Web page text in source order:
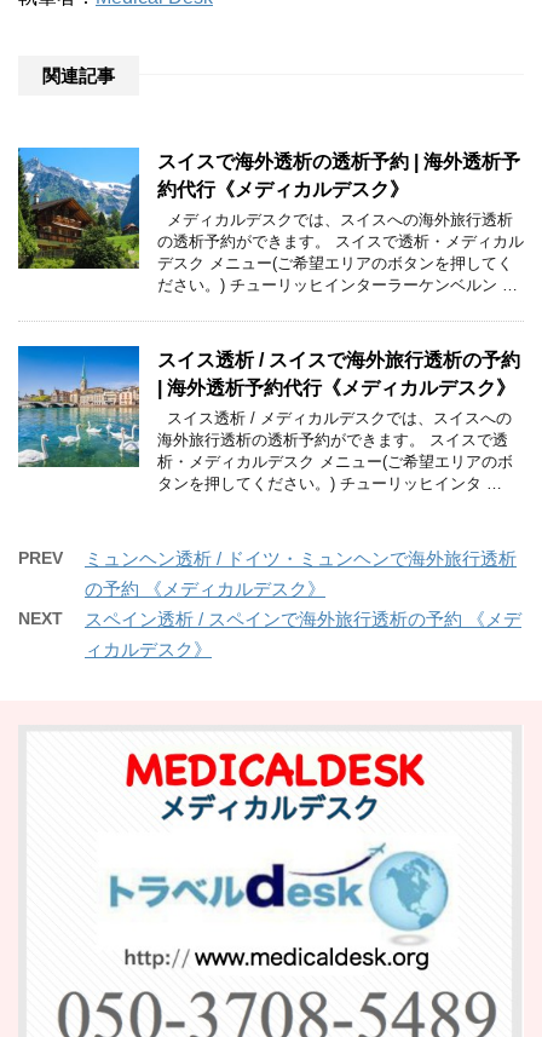
関連記事
スイスで海外透析の透析予約 | 海外透析予
約代行《メディカルデスク》
メディカルデスクでは、スイスへの海外旅行透析
の透析予約ができます。 スイスで透析・メディカル
デスク メニュー(ご希望エリアのボタンを押してく
ださい。) チューリッヒインターラーケンベルン …
スイス透析 / スイスで海外旅行透析の予約
| 海外透析予約代行《メディカルデスク》
スイス透析 / メディカルデスクでは、スイスへの
海外旅行透析の透析予約ができます。 スイスで透
析・メディカルデスク メニュー(ご希望エリアのボ
タンを押してください。) チューリッヒインタ …
PREV
ミュンヘン透析 / ドイツ・ミュンヘンで海外旅行透析
の予約 《メディカルデスク》
NEXT
スペイン透析 / スペインで海外旅行透析の予約 《メデ
ィカルデスク》